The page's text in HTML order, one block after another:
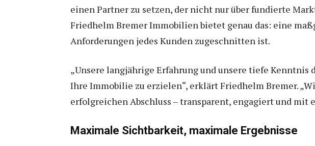
einen Partner zu setzen, der nicht nur über fundierte
Friedhelm Bremer Immobilien bietet genau das: eine
Anforderungen jedes Kunden zugeschnitten ist.
„Unsere langjährige Erfahrung und unsere tiefe
Ihre Immobilie zu erzielen“, erklärt Friedhelm Bremer.
erfolgreichen Abschluss – transparent, engagiert und mit
Maximale Sichtbarkeit, maximale Ergebnisse